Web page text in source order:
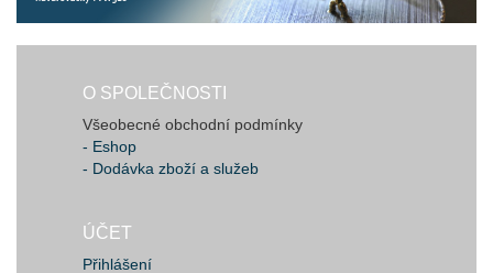
O SPOLEČNOSTI
Všeobecné obchodní podmínky
- Eshop
- Dodávka zboží a služeb
ÚČET
Přihlášení